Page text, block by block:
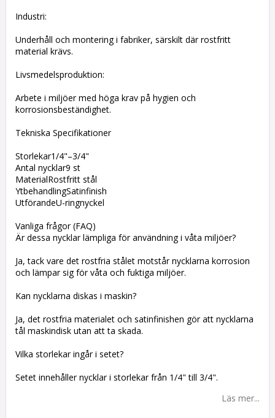
Industri:
Underhåll och montering i fabriker, särskilt där rostfritt
material krävs.
Livsmedelsproduktion:
Arbete i miljöer med höga krav på hygien och
korrosionsbeständighet.
Tekniska Specifikationer
Storlekar1/4"–3/4"
Antal nycklar9 st
MaterialRostfritt stål
YtbehandlingSatinfinish
UtförandeU-ringnyckel
Vanliga frågor (FAQ)
Är dessa nycklar lämpliga för användning i våta miljöer?
Ja, tack vare det rostfria stålet motstår nycklarna korrosion
och lämpar sig för våta och fuktiga miljöer.
Kan nycklarna diskas i maskin?
Ja, det rostfria materialet och satinfinishen gör att nycklarna
tål maskindisk utan att ta skada.
Vilka storlekar ingår i setet?
Setet innehåller nycklar i storlekar från 1/4" till 3/4".
Läs mer...